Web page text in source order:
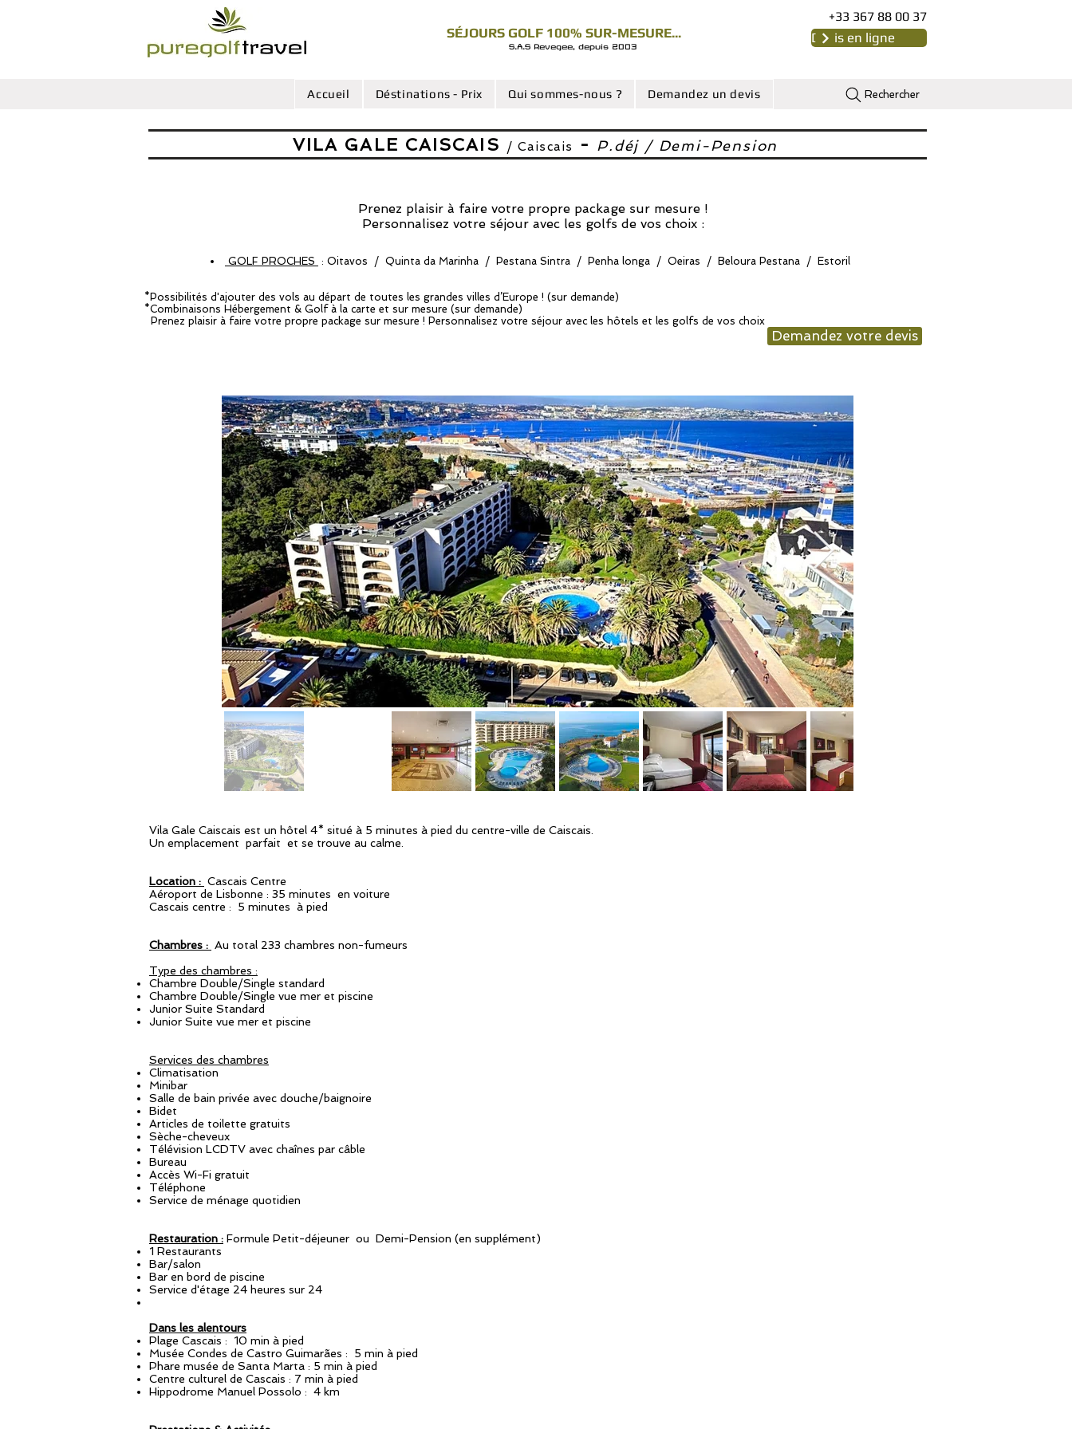
S.A.S Revegee, depuis 2003
SÉJOURS GOLF 100% SUR-MESURE...
+33 367 88 00 37
Devis en ligne
Accueil Déstinations - Prix Qui sommes-nous ? Demandez un devis Rechercher
VILA GALE CAISCAIS / Caiscais - P.déj / Demi-Pension
Prenez plaisir à faire votre propre package sur mesure !
Personnalisez votre séjour avec les golfs de vos choix :
GOLF PROCHES : Oitavos / Quinta da Marinha / Pestana Sintra / Penha longa / Oeiras / Beloura Pestana / Estoril
*Possibilités d'ajouter des vols au départ de toutes les grandes villes d’Europe ! (sur demande)
*Combinaisons Hébergement & Golf à la carte et sur mesure (sur demande)
Prenez plaisir à faire votre propre package sur mesure ! Personnalisez votre séjour avec les hôtels et les golfs de vos choix
Demandez votre devis
Vila Gale Caiscais est un hôtel 4* situé à 5 minutes à pied du centre-ville de Caiscais.
Un emplacement parfait et se trouve au calme.
Location : Cascais Centre
Aéroport de Lisbonne : 35 minutes en voiture
Cascais centre : 5 minutes à pied
Chambres : Au total 233 chambres non-fumeurs
Type des chambres :
Chambre Double/Single standard
Chambre Double/Single vue mer et piscine
Junior Suite Standard
Junior Suite vue mer et piscine
Services des chambres
Climatisation
Minibar
Salle de bain privée avec douche/baignoire
Bidet
Articles de toilette gratuits
Sèche-cheveux
Télévision LCDTV avec chaînes par câble
Bureau
Accès Wi-Fi gratuit
Téléphone
Service de ménage quotidien
Restauration : Formule Petit-déjeuner ou Demi-Pension (en supplément)
1 Restaurants
Bar/salon
Bar en bord de piscine
Service d'étage 24 heures sur 24
Dans les alentours
Plage Cascais : 10 min à pied
Musée Condes de Castro Guimarães : 5 min à pied
Phare musée de Santa Marta : 5 min à pied
Centre culturel de Cascais : 7 min à pied
Hippodrome Manuel Possolo : 4 km